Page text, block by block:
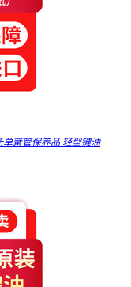
单簧管保养品 轻型键油